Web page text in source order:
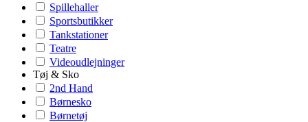
Spillehaller
Sportsbutikker
Tankstationer
Teatre
Videoudlejninger
Tøj & Sko
2nd Hand
Børnesko
Børnetøj